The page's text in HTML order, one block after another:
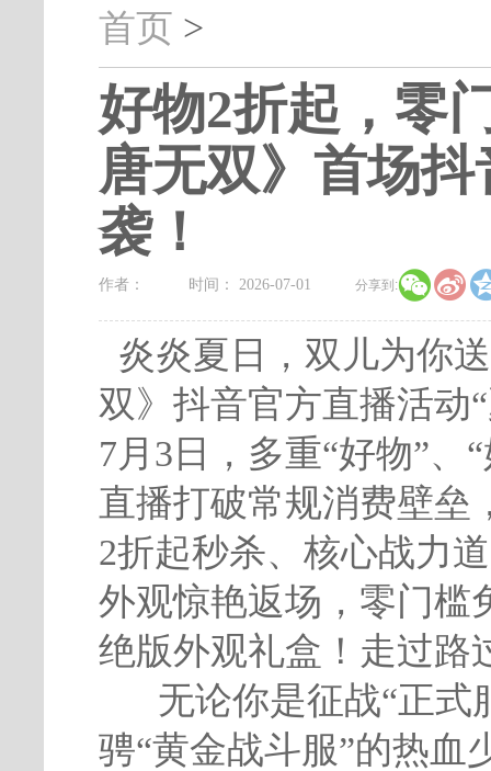
我的足迹： 大唐无双
最新新闻 新闻消息 游戏公告
首页 >
好物2折起，零
唐无双》首场
袭！
作者： 时间： 2026-07-01 分享到:
炎炎夏日，双儿为你
双》抖音官方直播活动
7月3日，多重“好物”、
直播打破常规消费壁垒
2折起秒杀、核心战力
外观惊艳返场，零门槛
绝版外观礼盒！走过路
无论你是征战“正式
骋“黄金战斗服”的热血